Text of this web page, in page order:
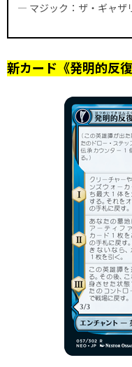
— マジック：ザ・ギャ
新カード《発明的反